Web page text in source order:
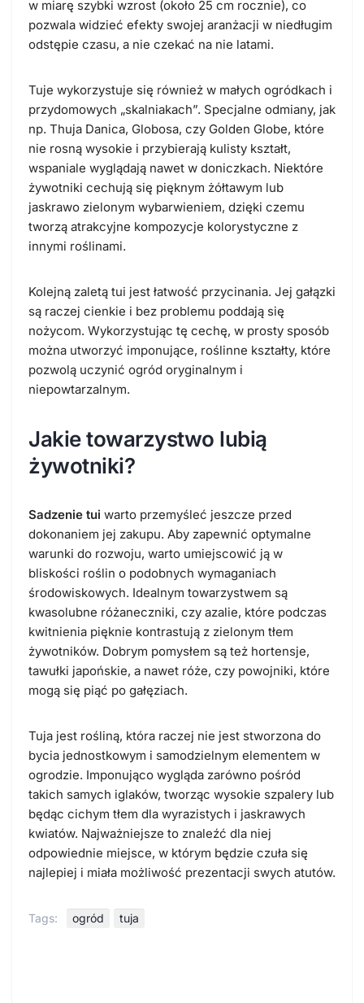
w miarę szybki wzrost (około 25 cm rocznie), co
pozwala widzieć efekty swojej aranżacji w niedługim
odstępie czasu, a nie czekać na nie latami.
Tuje wykorzystuje się również w małych ogródkach i
przydomowych „skalniakach”. Specjalne odmiany, jak
np. Thuja Danica, Globosa, czy Golden Globe, które
nie rosną wysokie i przybierają kulisty kształt,
wspaniale wyglądają nawet w doniczkach. Niektóre
żywotniki cechują się pięknym żółtawym lub
jaskrawo zielonym wybarwieniem, dzięki czemu
tworzą atrakcyjne kompozycje kolorystyczne z
innymi roślinami.
Kolejną zaletą tui jest łatwość przycinania. Jej gałązki
są raczej cienkie i bez problemu poddają się
nożycom. Wykorzystując tę cechę, w prosty sposób
można utworzyć imponujące, roślinne kształty, które
pozwolą uczynić ogród oryginalnym i
niepowtarzalnym.
Jakie towarzystwo lubią
żywotniki?
Sadzenie tui warto przemyśleć jeszcze przed
dokonaniem jej zakupu. Aby zapewnić optymalne
warunki do rozwoju, warto umiejscowić ją w
bliskości roślin o podobnych wymaganiach
środowiskowych. Idealnym towarzystwem są
kwasolubne różaneczniki, czy azalie, które podczas
kwitnienia pięknie kontrastują z zielonym tłem
żywotników. Dobrym pomysłem są też hortensje,
tawułki japońskie, a nawet róże, czy powojniki, które
mogą się piąć po gałęziach.
Tuja jest rośliną, która raczej nie jest stworzona do
bycia jednostkowym i samodzielnym elementem w
ogrodzie. Imponująco wygląda zarówno pośród
takich samych iglaków, tworząc wysokie szpalery lub
będąc cichym tłem dla wyrazistych i jaskrawych
kwiatów. Najważniejsze to znaleźć dla niej
odpowiednie miejsce, w którym będzie czuła się
najlepiej i miała możliwość prezentacji swych atutów.
Tags: ogród tuja